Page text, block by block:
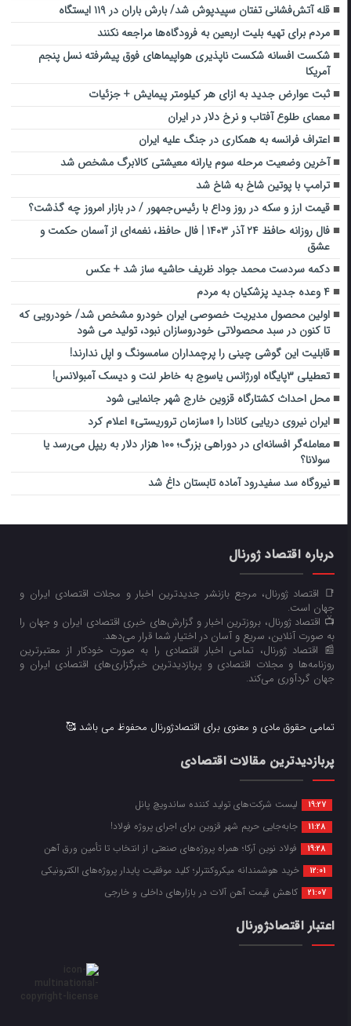
قله آتش‌فشانی تفتان سپیدپوش شد/ بارش باران در ۱۱۹ ایستگاه
مردم برای تهیه بلیت اربعین به فرودگاه‌ها مراجعه نکنند
شکست افسانه شکست ناپذیری هواپیماهای فوق پیشرفته نسل پنجم
آمریکا
ثبت عوارض جدید به ازای هر کیلومتر پیمایش + جزئیات
معمای طلوع آفتاب و نرخ دلار در ایران
اعتراف فرانسه به همکاری در جنگ علیه ایران
آخرین وضعیت مرحله سوم یارانه معیشتی کالابرگ مشخص شد
ترامپ با پوتین شاخ به شاخ شد
قیمت ارز و سکه در روز وداع با رئیس‌جمهور / در بازار امروز چه گذشت؟
فال روزانه حافظ ۲۴ آذر ۱۴۰۳ | فال حافظ، نغمه‌ای از آسمان حکمت و
عشق
دکمه سردست محمد جواد ظریف حاشیه ساز شد + عکس
۴ وعده جدید پزشکیان به مردم
اولین محصول مدیریت خصوصی ایران خودرو مشخص شد/ خودرویی که
تا کنون در سبد محصولاتی خودروسازان نبود، تولید می شود
قابلیت این گوشی چینی را پرچمداران سامسونگ و اپل ندارند!
تعطیلی ۳پایگاه اورژانس یاسوج به خاطر لنت و دیسک آمبولانس!
محل احداث کشتارگاه قزوین خارج شهر جانمایی شود
ایران نیروی دریایی کانادا را «سازمان تروریستی» اعلام کرد
معامله‌گر افسانه‌ای در دوراهی بزرگ؛ ۱۰۰ هزار دلار به ریپل می‌رسد یا
سولانا؟
نیروگاه سد سفیدرود آماده تابستان داغ شد
درباره اقتصاد ژورنال
📑 اقتصاد ژورنال، مرجع بازنشر جدیدترین اخبار و مجلات اقتصادی ایران و
جهان است.
📺 اقتصاد ژورنال، بروزترین اخبار و گزارش‌های خبری اقتصادی ایران و جهان را
به صورت آنلاین، سریع و آسان در اختیار شما قرار می‌‌دهد.
📰 اقتصاد ژورنال، تمامی اخبار اقتصادی را به صورت خودکار از معتبرترین
روزنامه‌ها و مجلات اقتصادی و پربازدیدترین خبرگزاری‌های اقتصادی ایران و
جهان گردآوری می‌کند.
تمامی حقوق مادی و معنوی برای اقتصادژورنال محفوظ می باشد 🥰
پربازدیدترین مقالات اقتصادی
19:27 لیست شرکت‌های تولید کننده ساندویچ پانل
11:28 جابه‌جایی حریم شهر قزوین برای اجرای پروژه فولاد!
19:28 فولاد نوین آرکا؛ همراه پروژه‌های صنعتی از انتخاب تا تأمین ورق آهن
12:01 خرید هوشمندانه میکروکنترلر؛ کلید موفقیت پایدار پروژه‌های الکترونیکی
21:07 کاهش قیمت آهن آلات در بازارهای داخلی و خارجی
اعتبار اقتصادژورنال